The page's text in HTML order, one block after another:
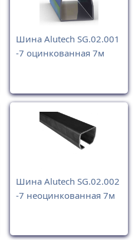
Шина Alutech SG.02.001
-7 оцинкованная 7м
Шина Alutech SG.02.002
-7 неоцинкованная 7м